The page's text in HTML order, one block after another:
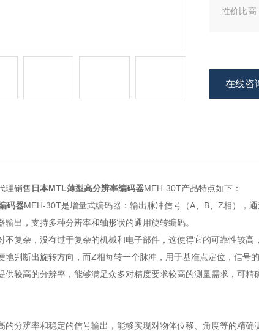
性价比高
在线咨
理销售 日本MTL薄型高分辨率编码器MEH-30T产品特点如下：
码器MEH-30T是增量式编码器：输出脉冲信号（A、B、Z相），
输出，支持多种分辨率和轴形状的通用旋转编码。
不复杂，没有过于复杂的机械和电子部件，这使得它的可靠性较高
地判断出旋转方向，而Z相每转一个脉冲，用于基准点定位，信号
供较高的分辨率，能够满足众多对精度要求较高的测量需求，可
的分辨率和稳定的信号输出，能够实现对物体位移、角度等的精